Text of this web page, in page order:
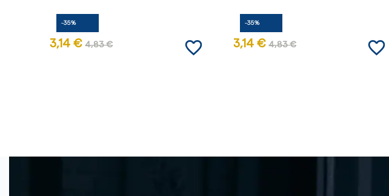
-35%
3,14 € 4,83 € favorite_border
-35%
3,14 € 4,83 € favorite_border